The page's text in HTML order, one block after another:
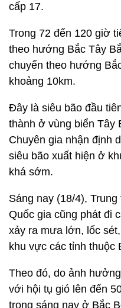
cấp 17.
Trong 72 đến 120 giờ
theo hướng Bắc Tây
chuyển theo hướng
khoảng 10km.
Đây là siêu bão đầu
thành ở vùng biển Tây
Chuyên gia nhận định
siêu bão xuất hiện ở
khá sớm.
Sáng nay (18/4),
Quốc gia cũng phát đi
xảy ra mưa lớn, lốc
khu vực các tỉnh thuộc
Theo đó, do ảnh
với hội tụ gió lên đến
trong sáng nay ở Bắc